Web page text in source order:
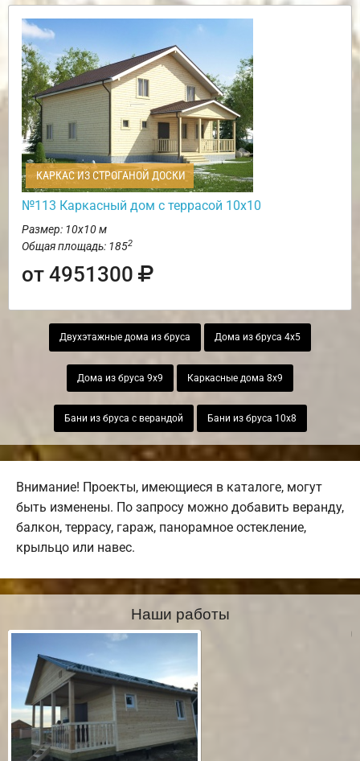
КАРКАС ИЗ СТРОГАНОЙ ДОСКИ
№113 Каркасный дом с террасой 10х10
Размер: 10х10 м
Общая площадь: 1852
от 4951300
Двухэтажные дома из бруса Дома из бруса 4х5
Дома из бруса 9х9 Каркасные дома 8х9
Бани из бруса с верандой Бани из бруса 10х8
Внимание! Проекты, имеющиеся в каталоге, могут
быть изменены. По запросу можно добавить веранду,
балкон, террасу, гараж, панорамное остекление,
крыльцо или навес.
Наши работы